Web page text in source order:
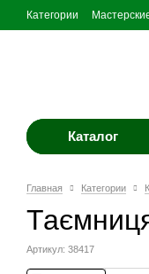
Категории
Каталог
Главная Категории
Артикул: 38417